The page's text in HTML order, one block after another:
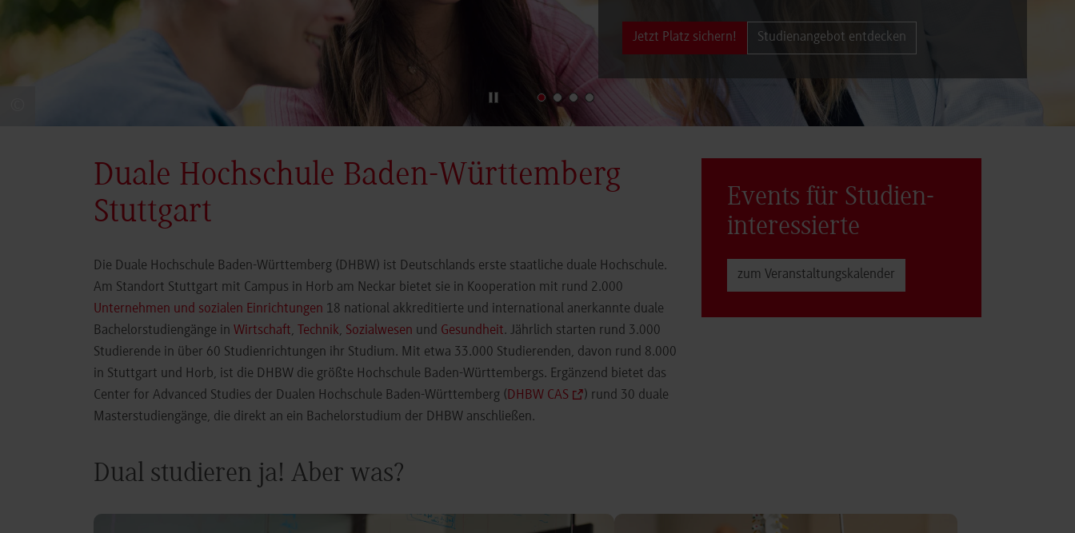
Jetzt Platz sichern! Studienangebot entdecken
Duale Hochschule Baden-Württemberg
Stuttgart
Die Duale Hochschule Baden-Württemberg (DHBW) ist Deutschlands erste staatliche duale Hochschule.
Am Standort Stuttgart mit Campus in Horb am Neckar bietet sie in Kooperation mit rund 2.000
Unternehmen und sozialen Einrichtungen 18 national akkreditierte und international anerkannte duale
Bachelorstudiengänge in Wirtschaft, Technik, Sozialwesen und Gesundheit. Jährlich starten rund 3.000
Studierende in über 60 Studienrichtungen ihr Studium. Mit etwa 33.000 Studierenden, davon rund 8.000
in Stuttgart und Horb, ist die DHBW die größte Hochschule Baden-Württembergs. Ergänzend bietet das
Center for Advanced Studies der Dualen Hochschule Baden-Württemberg (DHBW CAS
) rund 30 duale
Masterstudiengänge, die direkt an ein Bachelorstudium der DHBW anschließen.
Events für Studien­
interessierte
zum Veranstaltungs­kalender
Dual studieren ja! Aber was?